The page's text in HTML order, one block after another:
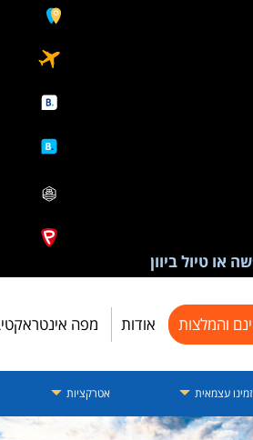
או טיול ביוון
והמלצות אודות מפה
עצמאית אטרקציות